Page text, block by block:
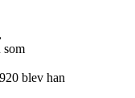
som
blev han